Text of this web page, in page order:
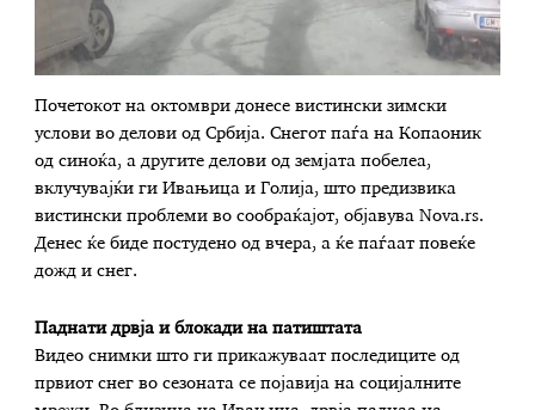
Почетокот на октомври донесе вистински зимски
услови во делови од Србија. Снегот паѓа на Копаоник
од синоќа, а другите делови од земјата побелеа,
вклучувајќи ги Ивањица и Голија, што предизвика
вистински проблеми во сообраќајот, објавува Nova.rs.
Денес ќе биде постудено од вчера, а ќе паѓаат повеќе
дожд и снег.
Паднати дрвја и блокади на патиштата
Видео снимки што ги прикажуваат последиците од
првиот снег во сезоната се појавија на социјалните